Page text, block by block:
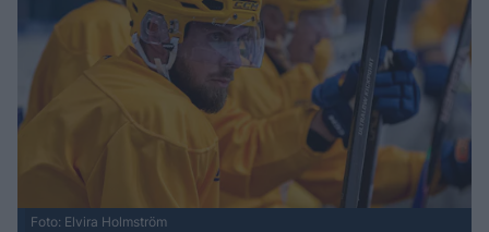
Foto: Elvira Holmström